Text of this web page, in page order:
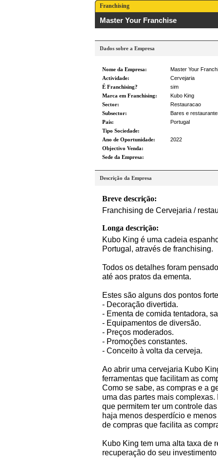
Franchising
Master Your Franchise
Dados sobre a Empresa
Nome da Empresa:
Master Your
Actividade:
Cervejaria
É Franchising?
sim
Marca em Franchising:
Kubo King
Sector:
Restauracao
Subsector:
Bares e
País:
Portugal
Tipo Sociedade:
Ano de Oportunidade:
2022
Objectivo Venda:
Sede da Empresa:
Descrição da Empresa
Breve descrição:
Franchising de Cervejaria /
Longa descrição:
Kubo King é uma cadeia
Portugal, através de franchising.
Todos os detalhes foram
até aos pratos da ementa.
Estes são alguns dos pontos
- Decoração divertida.
- Ementa de comida tentadora,
- Equipamentos de diversão.
- Preços moderados.
- Promoções constantes.
- Conceito à volta da cerveja.
Ao abrir uma cervejaria Kubo
ferramentas que facilitam as
Como se sabe, as compras e a
uma das partes mais
que permitem ter um controle
haja menos desperdício e
de compras que facilita as
Kubo King tem uma alta taxa de
recuperação do seu